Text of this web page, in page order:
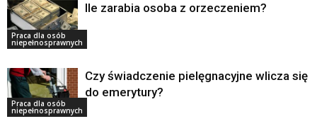
Praca dla osób
niepełnosprawnych
Ile zarabia osoba z orzeczeniem?
Praca dla osób
niepełnosprawnych
Czy świadczenie pielęgnacyjne wlicza się
do emerytury?